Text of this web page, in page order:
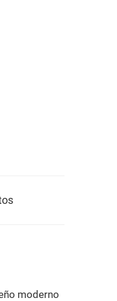
moderno